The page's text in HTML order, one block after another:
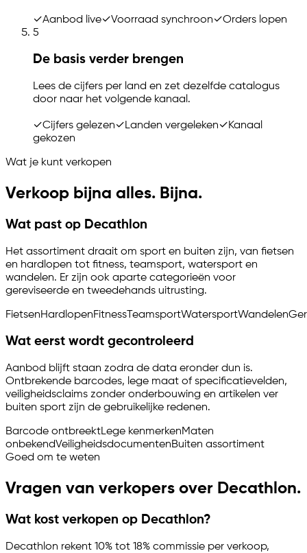
✓Aanbod live✓Voorraad synchroon✓Orders lopen
5
De basis verder brengen
Lees de cijfers per land en zet dezelfde catalogus
door naar het volgende kanaal.
✓Cijfers gelezen✓Landen vergeleken✓Kanaal
gekozen
Wat je kunt verkopen
Verkoop bijna alles. Bijna.
Wat past op Decathlon
Het assortiment draait om sport en buiten zijn, van fietsen
en hardlopen tot fitness, teamsport, watersport en
wandelen. Er zijn ook aparte categorieën voor
gereviseerde en tweedehands uitrusting.
FietsenHardlopenFitness TeamsportWatersportWandelen
Wat eerst wordt gecontroleerd
Aanbod blijft staan zodra de data eronder dun is.
Ontbrekende barcodes, lege maat of specificatievelden,
veiligheidsclaims zonder onderbouwing en artikelen ver
buiten sport zijn de gebruikelijke redenen.
Barcode ontbreektLege kenmerkenMaten
onbekendVeiligheidsdocumentenBuiten assortiment
Goed om te weten
Vragen van verkopers over Decathlon.
Wat kost verkopen op Decathlon?
Decathlon rekent 10% tot 18% commissie per verkoop,